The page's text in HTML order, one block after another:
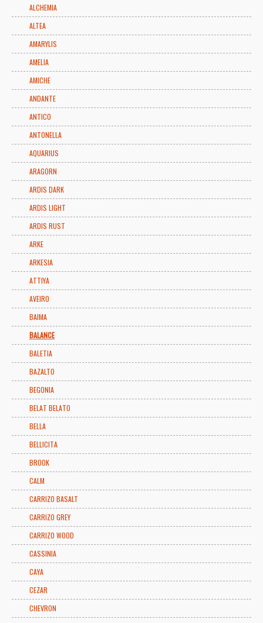
ALCHEMIA
ALTEA
AMARYLIS
AMELIA
AMICHE
ANDANTE
ANTICO
ANTONELLA
AQUARIUS
ARAGORN
ARDIS DARK
ARDIS LIGHT
ARDIS RUST
ARKE
ARKESIA
ATTIYA
AVEIRO
BAIMA
BALANCE
BALETIA
BAZALTO
BEGONIA
BELAT BELATO
BELLA
BELLICITA
BROOK
CALM
CARRIZO BASALT
CARRIZO GREY
CARRIZO WOOD
CASSINIA
CAYA
CEZAR
CHEVRON